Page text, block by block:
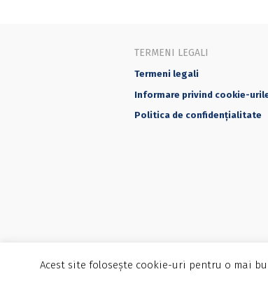
TERMENI LEGALI
Termeni legali
Informare privind cookie-
Politica de confidențialitate
©2025 Editura Universității din
Acest site folosește cookie-uri pentru o mai